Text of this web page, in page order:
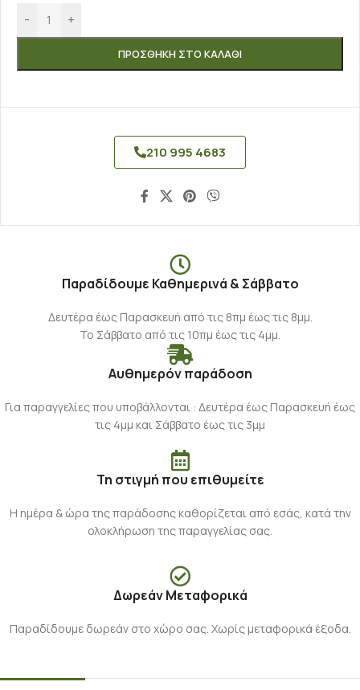
- +
ΠΡΟΣΘΉΚΗ ΣΤΟ ΚΑΛΆΘΙ
210 995 4683
Παραδίδουμε Καθημερινά & Σάββατο
Δευτέρα έως Παρασκευή από τις 8πμ έως τις 8μμ.
Το Σάββατο από τις 10πμ έως τις 4μμ.
Αυθημερόν παράδοση
Για παραγγελίες που υποβάλλονται : Δευτέρα έως Παρασκευή έως
τις 4μμ και Σάββατο έως τις 3μμ
Τη στιγμή που επιθυμείτε
Η ημέρα & ώρα της παράδοσης καθορίζεται από εσάς, κατά την
ολοκλήρωση της παραγγελίας σας.
Δωρεάν Μεταφορικά
Παραδίδουμε δωρεάν στο χώρο σας. Χωρίς μεταφορικά έξοδα.